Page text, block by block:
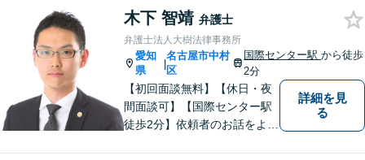
す。一人で悩みを抱え込ま
ず、一緒に解決の道を考えて
いきましょう！【Web相談
可】
木下 智靖 弁護士
弁護士法人大樹法律事務所
愛知
県
|
名古屋市中村
区
国際センター駅から徒歩
2分
【初回面談無料】【休日・夜
間面談可】【国際センター駅
徒歩2分】依頼者のお話をよく
詳細を見
る